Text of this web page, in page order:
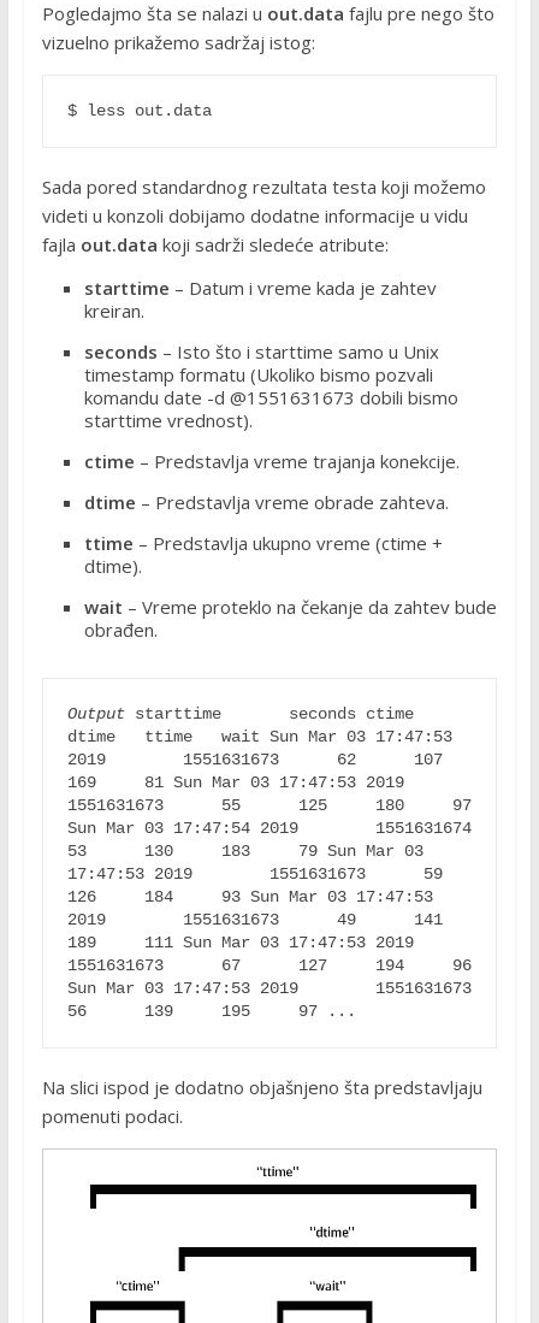
Pogledajmo šta se nalazi u out.data fajlu pre nego što
vizuelno prikažemo sadržaj istog:
$ less out.data
Sada pored standardnog rezultata testa koji možemo
videti u konzoli dobijamo dodatne informacije u vidu
fajla out.data koji sadrži sledeće atribute:
starttime – Datum i vreme kada je zahtev
kreiran.
seconds – Isto što i starttime samo u Unix
timestamp formatu (Ukoliko bismo pozvali
komandu date -d @1551631673 dobili bismo
starttime vrednost).
ctime – Predstavlja vreme trajanja konekcije.
dtime – Predstavlja vreme obrade zahteva.
ttime – Predstavlja ukupno vreme (ctime +
dtime).
wait – Vreme proteklo na čekanje da zahtev bude
obrađen.
Output starttime       seconds ctime
dtime   ttime   wait Sun Mar 03 17:47:53
2019        1551631673      62      107
169     81 Sun Mar 03 17:47:53 2019
1551631673      55      125     180     97
Sun Mar 03 17:47:54 2019        1551631674
53      130     183     79 Sun Mar 03
17:47:53 2019        1551631673      59
126     184     93 Sun Mar 03 17:47:53
2019        1551631673      49      141
189     111 Sun Mar 03 17:47:53 2019
1551631673      67      127     194     96
Sun Mar 03 17:47:53 2019        1551631673
56      139     195     97 ...
Na slici ispod je dodatno objašnjeno šta predstavljaju
pomenuti podaci.